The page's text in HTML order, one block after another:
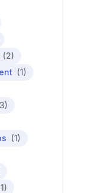
(2)
(1)
(1)